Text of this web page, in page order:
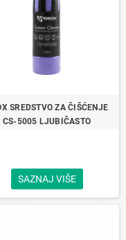
SREDSTVO ZA ČIŠĆENJE
CS-5005 LJUBIČASTO
SAZNAJ VIŠE